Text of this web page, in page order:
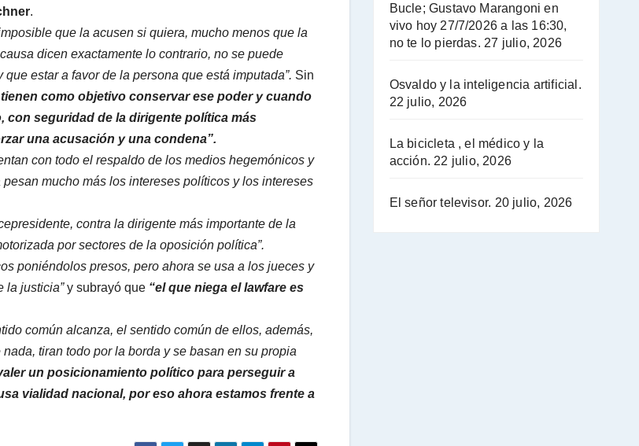
.
que la acusen si quiera, mucho menos que la
dicen exactamente lo contrario, no se puede
estar a favor de la persona que está imputada”. Sin
como objetivo conservar ese poder y cuando
con seguridad de la dirigente política más
una acusación y una condena”.
con todo el respaldo de los medios hegemónicos y
pesan mucho más los intereses políticos y los intereses
contra la dirigente más importante de la
por sectores de la oposición política”.
poniéndolos presos, pero ahora se usa a los jueces y
la justicia”y subrayó que “el que niega el lawfare es
común alcanza, el sentido común de ellos, además,
tiran todo por la borda y se basan en su propia
un posicionamiento político para perseguir a
vialidad nacional, por eso ahora estamos frente a
Bucle; Gustavo Marangoni en
vivo hoy 27/7/2026 a las 16:30,
no te lo pierdas. 27 julio, 2026
Osvaldo y la inteligencia artificial.
22 julio, 2026
La bicicleta , el médico y la
acción. 22 julio, 2026
El señor televisor. 20 julio, 2026